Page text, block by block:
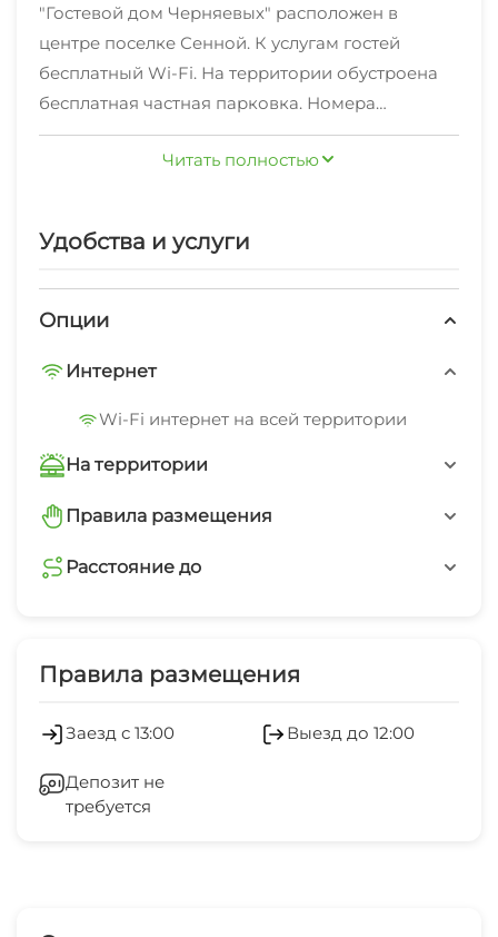
"Гостевой дом Черняевых" расположен в
центре поселке Сенной. К услугам гостей
бесплатный Wi-Fi. На территории обустроена
бесплатная частная парковка. Номера
оснащены чайником, кондиционером и
телевизором с плоским экраном. В числе
доме есть тренажерный зал, можно поиграть в
продукты пчеловодства.
станицы Тамань и в 39 км от поселка Витязево.
Читать полностью
Удобства и услуги
Опции
Интернет
Wi-Fi интернет на всей территории
На территории
Маршруты для пеших прогулок
Правила размещения
запрещено курить
Расстояние до
банкомат
Правила размещения
Заезд с 13:00 Выезд до 12:00
Депозит не
требуется